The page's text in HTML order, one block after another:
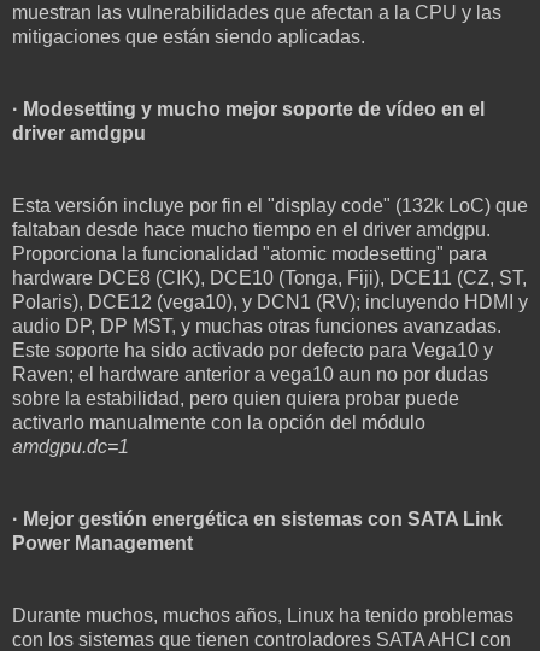
muestran las vulnerabilidades que afectan a la CPU y las
mitigaciones que están siendo aplicadas.
· Modesetting y mucho mejor soporte de vídeo en el
driver amdgpu
Esta versión incluye por fin el "display code" (132k LoC) que
faltaban desde hace mucho tiempo en el driver amdgpu.
Proporciona la funcionalidad "atomic modesetting" para
hardware DCE8 (CIK), DCE10 (Tonga, Fiji), DCE11 (CZ, ST,
Polaris), DCE12 (vega10), y DCN1 (RV); incluyendo HDMI y
audio DP, DP MST, y muchas otras funciones avanzadas.
Este soporte ha sido activado por defecto para Vega10 y
Raven; el hardware anterior a vega10 aun no por dudas
sobre la estabilidad, pero quien quiera probar puede
activarlo manualmente con la opción del módulo
amdgpu.dc=1
· Mejor gestión energética en sistemas con SATA Link
Power Management
Durante muchos, muchos años, Linux ha tenido problemas
con los sistemas que tienen controladores SATA AHCI con